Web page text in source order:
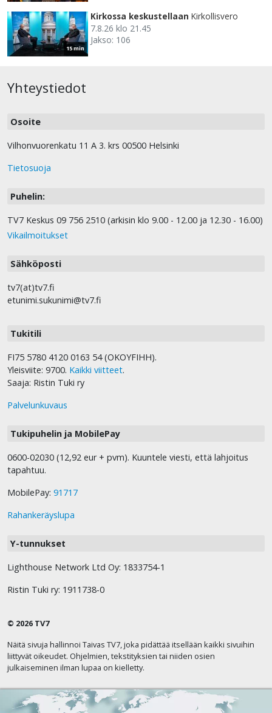
15 min
Kirkossa keskustellaan Kirkollisvero
7.8.26 klo 21.45
Jakso: 106
Yhteystiedot
Osoite
Vilhonvuorenkatu 11 A 3. krs 00500 Helsinki
Tietosuoja
Puhelin:
TV7 Keskus 09 756 2510 (arkisin klo 9.00 - 12.00 ja 12.30 - 16.00)
Vikailmoitukset
Sähköposti
tv7(at)tv7.fi
etunimi.sukunimi@tv7.fi
Tukitili
FI75 5780 4120 0163 54 (OKOYFIHH).
Yleisviite: 9700. Kaikki viitteet.
Saaja: Ristin Tuki ry
Palvelunkuvaus
Tukipuhelin ja MobilePay
0600-02030 (12,92 eur + pvm). Kuuntele viesti, että lahjoitus
tapahtuu.
MobilePay: 91717
Rahankeräyslupa
Y-tunnukset
Lighthouse Network Ltd Oy: 1833754-1
Ristin Tuki ry: 1911738-0
© 2026 TV7
Näitä sivuja hallinnoi Taivas TV7, joka pidättää itsellään kaikki sivuihin
liittyvät oikeudet. Ohjelmien, tekstityksien tai niiden osien
julkaiseminen ilman lupaa on kielletty.